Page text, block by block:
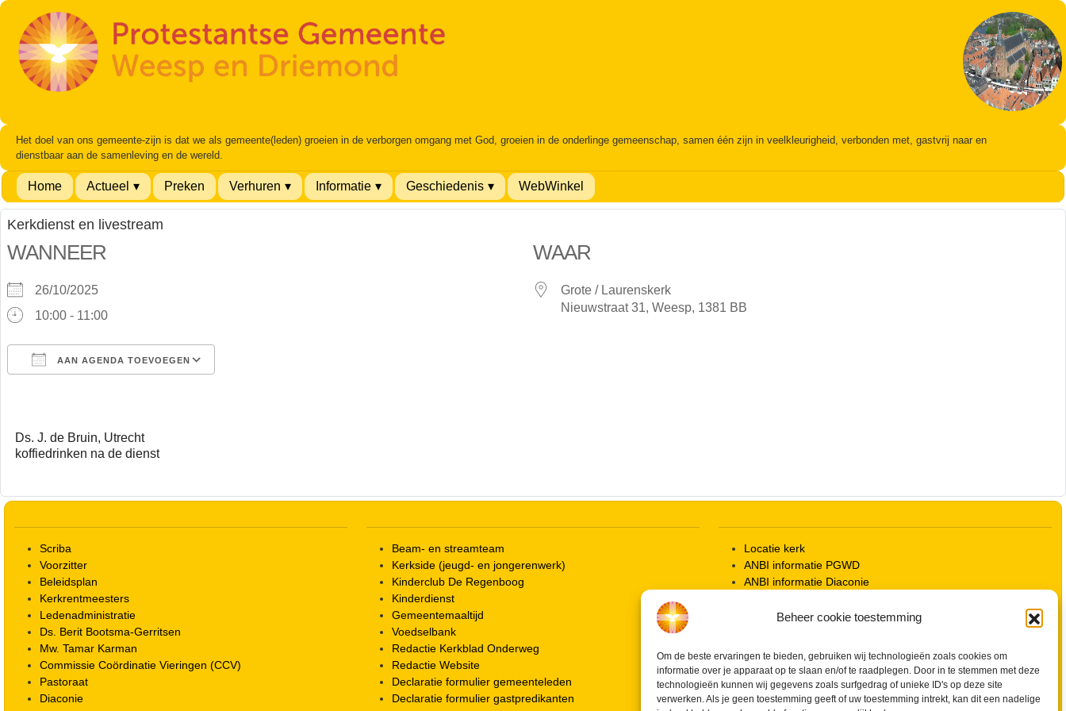
Beheer cookie toestemming
Om de beste ervaringen te bieden, gebruiken wij technologieën zoals cookies om
informatie over je apparaat op te slaan en/of te raadplegen. Door in te stemmen met deze
technologieën kunnen wij gegevens zoals surfgedrag of unieke ID's op deze site
verwerken. Als je geen toestemming geeft of uw toestemming intrekt, kan dit een nadelige
Het doel van ons gemeente-zijn is dat we als gemeente(leden) groeien in de verborgen omgang met God, groeien in de onderlinge gemeenschap, samen één zijn in veelkleurigheid, verbonden met, gastvrij naar en
dienstbaar aan de samenleving en de wereld.
Home Actueel Preken Verhuren Informatie Geschiedenis WebWinkel
Kerkdienst en livestream
WANNEER
26/10/2025
10:00 - 11:00
AAN AGENDA TOEVOEGEN
WAAR
Grote / Laurenskerk
Nieuwstraat 31, Weesp, 1381 BB
Ds. J. de Bruin, Utrecht
koffiedrinken na de dienst
Scriba
Voorzitter
Beleidsplan
Kerkrentmeesters
Ledenadministratie
Ds. Berit Bootsma-Gerritsen
Mw. Tamar Karman
Commissie Coördinatie Vieringen (CCV)
Pastoraat
Diaconie
Beam- en streamteam
Kerkside (jeugd- en jongerenwerk)
Kinderclub De Regenboog
Kinderdienst
Gemeentemaaltijd
Voedselbank
Redactie Kerkblad Onderweg
Redactie Website
Declaratie formulier gemeenteleden
Declaratie formulier gastpredikanten
Locatie kerk
ANBI informatie PGWD
ANBI informatie Diaconie
Info Kerkelijke gebouwen / koster
Privacy
Streaming Protocol
Cookiebeleid (EU)